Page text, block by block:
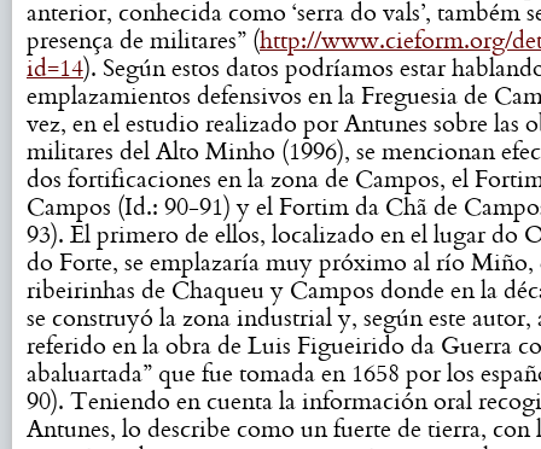
anterior, conhecida como ‘serra do vals’, também
presença de militares” (http://www.cieform.org/
id=14). Según estos datos podríamos estar
emplazamientos defensivos en la Freguesia de
vez, en el estudio realizado por Antunes sobre las
militares del Alto Minho (1996), se mencionan
dos fortificaciones en la zona de Campos, el
Campos (Id.: 90-91) y el Fortim da Chã de
93). El primero de ellos, localizado en el lugar do
do Forte, se emplazaría muy próximo al río Miño,
ribeirinhas de Chaqueu y Campos donde en la
se construyó la zona industrial y, según este autor,
referido en la obra de Luis Figueirido da Guerra
abaluartada” que fue tomada en 1658 por los
90). Teniendo en cuenta la información oral
Antunes, lo describe como un fuerte de tierra, con